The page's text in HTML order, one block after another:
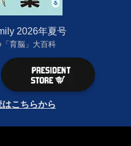
2026年夏号
育脳」大百科
こちらから